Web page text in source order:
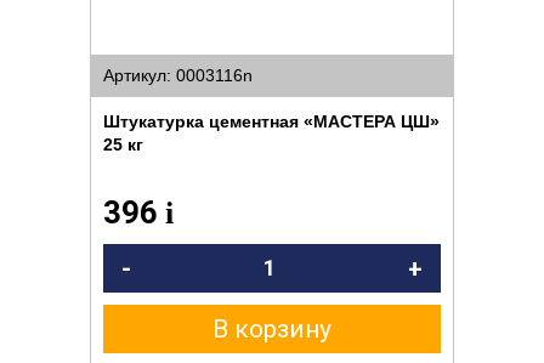
Артикул: 0003116n
Штукатурка цементная «МАСТЕРА ЦШ»
25 кг
396 i
- +
В корзину